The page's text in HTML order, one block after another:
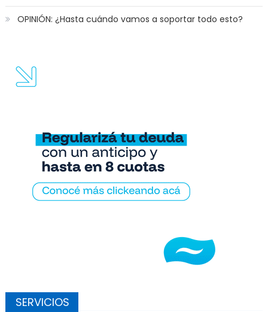
OPINIÓN: ¿Hasta cuándo vamos a soportar todo esto?
SERVICIOS